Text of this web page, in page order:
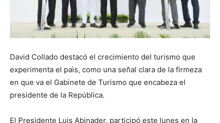
David Collado destacó el crecimiento del turismo que
experimenta el paìs, como una señal clara de la firmeza
en que va el Gabinete de Turismo que encabeza el
presidente de la República.
El Presidente Luis Abinader, participó este lunes en la